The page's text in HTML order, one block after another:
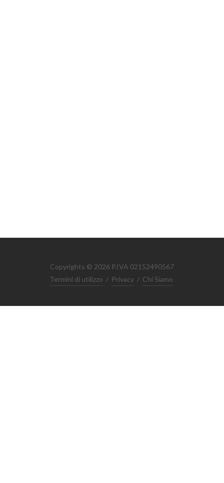
Copyrights © 2026 P.IVA 02152490567
Termini di utilizzo / Privacy / Chi Siamo